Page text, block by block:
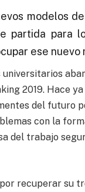
modelos
partida para
ese nuevo
2019. Hace
del futuro
con la
del trabajo
recuperar su